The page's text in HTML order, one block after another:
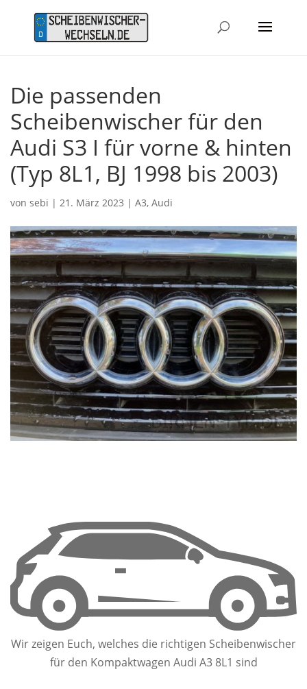
Die passenden
Scheibenwischer für den
Audi S3 I für vorne & hinten
(Typ 8L1, BJ 1998 bis 2003)
von sebi | 21. März 2023 | A3, Audi
Wir zeigen Euch, welches die richtigen Scheibenwischer
für den Kompaktwagen Audi A3 8L1 sind